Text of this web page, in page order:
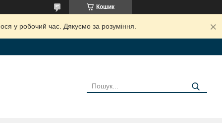
Кошик
у робочий час. Дякуємо за розуміння.